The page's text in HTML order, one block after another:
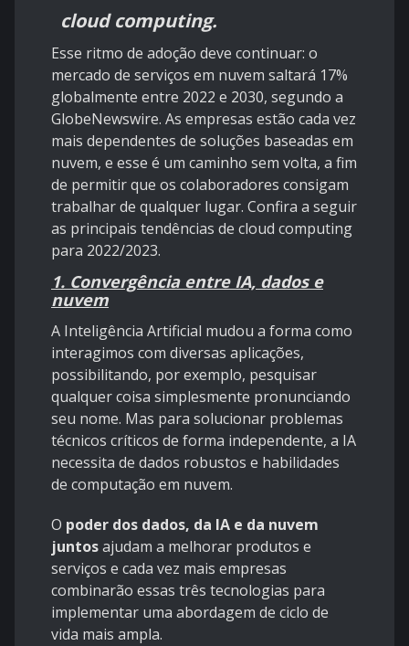
cloud computing.
Esse ritmo de adoção deve continuar: o
mercado de serviços em nuvem saltará 17%
globalmente entre 2022 e 2030, segundo a
GlobeNewswire. As empresas estão cada vez
mais dependentes de soluções baseadas em
nuvem, e esse é um caminho sem volta, a fim
de permitir que os colaboradores consigam
trabalhar de qualquer lugar. Confira a seguir
as principais tendências de cloud computing
para 2022/2023.
1. Convergência entre IA, dados e
nuvem
A Inteligência Artificial mudou a forma como
interagimos com diversas aplicações,
possibilitando, por exemplo, pesquisar
qualquer coisa simplesmente pronunciando
seu nome. Mas para solucionar problemas
técnicos críticos de forma independente, a IA
necessita de dados robustos e habilidades
de computação em nuvem.
O poder dos dados, da IA ​​e da nuvem
juntosajudam a melhorar produtos e
serviços e cada vez mais empresas
combinarão essas três tecnologias para
implementar uma abordagem de ciclo de
vida mais ampla.